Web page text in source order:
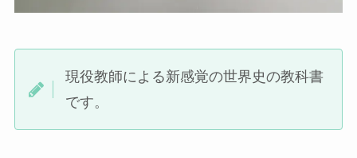
現役教師による新感覚の世界史の教科書
です。